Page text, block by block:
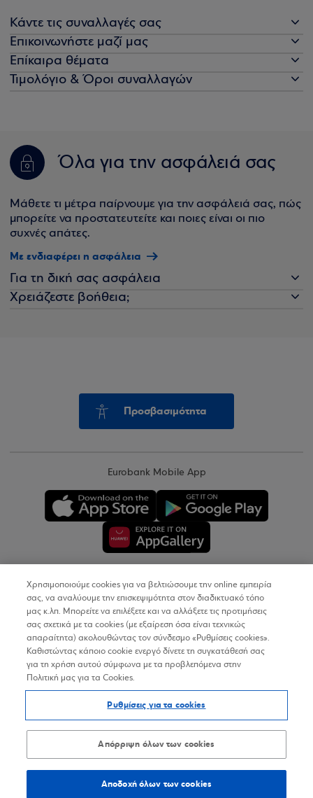
Κάντε τις συναλλαγές σας
Επικοινωνήστε μαζί μας
Επίκαιρα θέματα
Τιμολόγιο & Όροι συναλλαγών
Όλα για την ασφάλειά σας
Μάθετε τι μέτρα παίρνουμε για την ασφάλειά σας, πώς
μπορείτε να προστατευτείτε και ποιες είναι οι πιο
συχνές απάτες.
Με ενδιαφέρει η ασφάλεια
Για τη δική σας ασφάλεια
Χρειάζεστε βοήθεια;
Προσβασιμότητα
Eurobank Mobile App
Copyright © 2026
Όροι Χρήσης
Προσωπικά Δεδομένα στον Διαδικτυακό Τόπο
Δήλωση Προσβασιμότητας
Sitemap
Χρησιμοποιούμε cookies για να βελτιώσουμε την online εμπειρία
σας, να αναλύουμε την επισκεψιμότητα στον διαδικτυακό τόπο
μας κ.λπ. Μπορείτε να επιλέξετε και να αλλάξετε τις προτιμήσεις
σας σχετικά με τα cookies (με εξαίρεση όσα είναι τεχνικώς
απαραίτητα) ακολουθώντας τον σύνδεσμο «Ρυθμίσεις cookies».
Καθιστώντας κάποιο cookie ενεργό δίνετε τη συγκατάθεσή σας
για τη χρήση αυτού σύμφωνα με τα προβλεπόμενα στην
Πολιτική μας για τα Cookies.
Ρυθμίσεις για τα cookies
Απόρριψη όλων των cookies
Αποδοχή όλων των cookies